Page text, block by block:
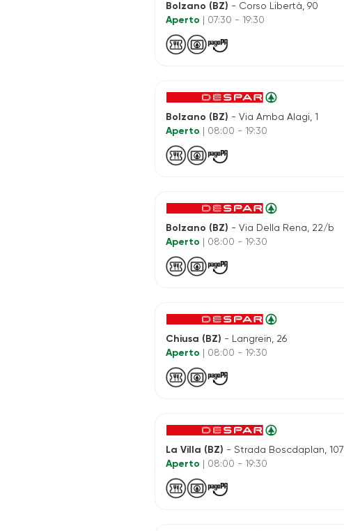
Bolzano (BZ) - Corso Libertà, 90
Aperto
| 07:30 - 19:30
Bolzano (BZ) - Via Amba Alagi, 1
Aperto
| 08:00 - 19:30
Bolzano (BZ) - Via Della Rena, 22/b
Aperto
| 08:00 - 19:30
Chiusa (BZ) - Langrein, 26
Aperto
| 08:00 - 19:30
La Villa (BZ) - Strada Boscdaplan, 107
Aperto
| 08:00 - 19:30